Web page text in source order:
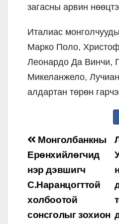
загасны арвин
Италиас
Марко Поло,
Леонардо Да Винчи,
Микеланжело,
алдартан төрөн
Post
navigation
Монголбанкны
Ерөнхийлөгчид
нэр дэвшигч
С.Наранцогттой
холбоотой
сонсголыг зохион